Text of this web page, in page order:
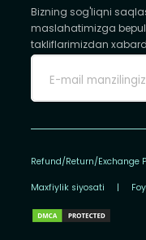
Bizning sog'liqni
maslahatimizga
takliflarimizdan
Refund/Return/Exchange
Maxfiylik siyosati |